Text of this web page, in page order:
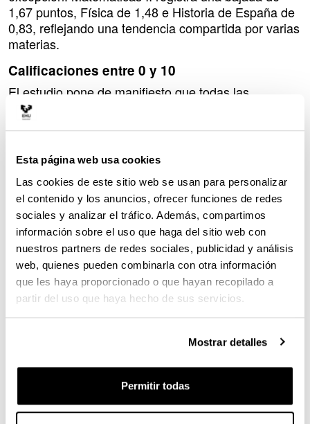
Esta página web usa cookies
Las cookies de este sitio web se usan para personalizar
el contenido y los anuncios, ofrecer funciones de redes
sociales y analizar el tráfico. Además, compartimos
información sobre el uso que haga del sitio web con
nuestros partners de redes sociales, publicidad y análisis
web, quienes pueden combinarla con otra información
que les haya proporcionado o que hayan recopilado a
partir del uso que haya hecho de sus servicios.
Mostrar detalles
Permitir todas
1,67 puntos, Física de 1,48 e Historia de España de
0,83, reflejando una tendencia compartida por varias
materias.
Calificaciones entre 0 y 10
El estudio pone de manifiesto que todas las
asignaturas con más de 2.000 estudiantes presentan
calificaciones en todo el rango, desde 0 hasta 10.
eta Literatura II y en los tribunales que han sido
objeto de debate público, donde existen estudiantes
con todas las calificaciones posibles.
Además, las calificaciones inferiores a dos puntos
tampoco constituyen una excepción. El porcentaje
de estudiantes con calificaciones inferiores a dos
puntos en Euskara eta Literatura II es del 6,2 %. Sin
embargo, en Física alcanza el 24,5 %, en
Matemáticas Aplicadas el 10,8 % y en Matemáticas
II el 9,9 %.
Además, respecto a 2025, este porcentaje aumenta
en varias materias. En Euskara eta Literatura II pasa
del 2,8 % al 6,2 %; en Física, del 10 % al 24,5 %; y
en Matemáticas II, del 3,6 % al 9,9 %.
Los datos muestran que los porcentajes ofrecen una